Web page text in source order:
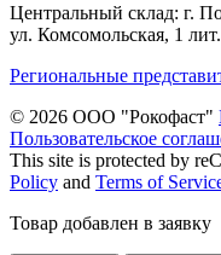
Центральный склад: г.
ул. Комсомольская, 1
Региональные
© 2026 ООО "Рокофаст"
Пользовательское
This site is protected by
Policy and Terms of
Товар добавлен в заявку